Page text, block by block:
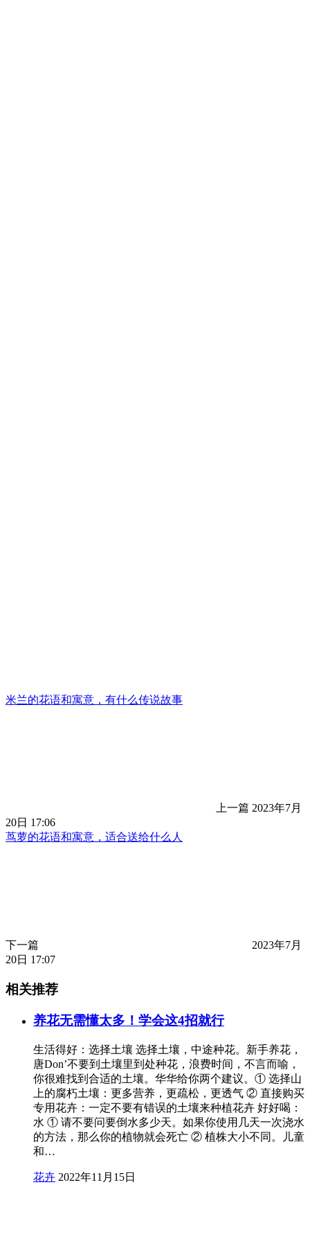
米兰的花语和寓意，有什么传说故事
上一篇 2023年7月
20日 17:06
茑萝的花语和寓意，适合送给什么人
下一篇
2023年7月
20日 17:07
相关推荐
养花无需懂太多！学会这4招就行
生活得好：选择土壤 选择土壤，中途种花。新手养花，
唐Don’不要到土壤里到处种花，浪费时间，不言而喻，
你很难找到合适的土壤。华华给你两个建议。① 选择山
上的腐朽土壤：更多营养，更疏松，更透气 ② 直接购买
专用花卉：一定不要有错误的土壤来种植花卉 好好喝：
水 ① 请不要问要倒水多少天。如果你使用几天一次浇水
的方法，那么你的植物就会死亡 ② 植株大小不同。儿童
和…
花卉 2022年11月15日